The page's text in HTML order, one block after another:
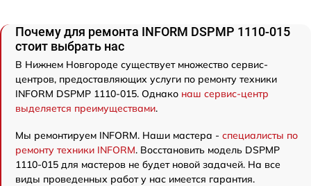
Почему для ремонта INFORM DSPMP 1110-015
стоит выбрать нас
В Нижнем Новгороде существует множество сервис-
центров, предоставляющих услуги по ремонту техники
INFORM DSPMP 1110-015. Однако наш сервис-центр
выделяется преимуществами.
Мы ремонтируем INFORM. Наши мастера - специалисты по
ремонту техники INFORM. Восстановить модель DSPMP
1110-015 для мастеров не будет новой задачей. На все
виды проведенных работ у нас имеется гарантия.